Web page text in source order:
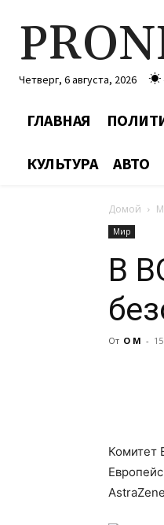
Четверг, 6 августа, 2026
ГЛАВНАЯ
КУЛЬТУРА АВТО
Домой
Мир
В
От О М -
Комитет